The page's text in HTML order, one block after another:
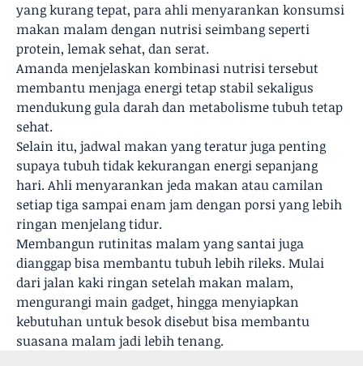
yang kurang tepat, para ahli menyarankan konsumsi
makan malam dengan nutrisi seimbang seperti
protein, lemak sehat, dan serat.
Amanda menjelaskan kombinasi nutrisi tersebut
membantu menjaga energi tetap stabil sekaligus
mendukung gula darah dan metabolisme tubuh tetap
sehat.
Selain itu, jadwal makan yang teratur juga penting
supaya tubuh tidak kekurangan energi sepanjang
hari. Ahli menyarankan jeda makan atau camilan
setiap tiga sampai enam jam dengan porsi yang lebih
ringan menjelang tidur.
Membangun rutinitas malam yang santai juga
dianggap bisa membantu tubuh lebih rileks. Mulai
dari jalan kaki ringan setelah makan malam,
mengurangi main gadget, hingga menyiapkan
kebutuhan untuk besok disebut bisa membantu
suasana malam jadi lebih tenang.